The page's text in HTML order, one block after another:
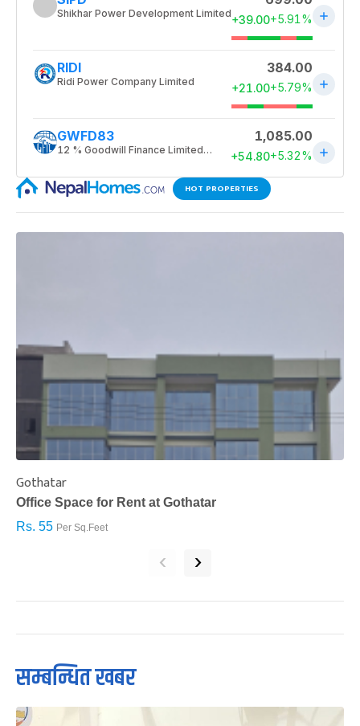
HOT PROPERTIES
Gothatar
Office Space for Rent at Gothatar
Rs. 55 Per Sq.Feet
‹ ›
सम्बन्धित खबर